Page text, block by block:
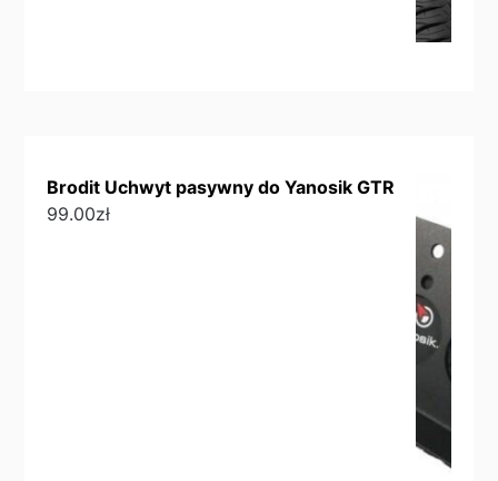
Brodit Uchwyt pasywny do Yanosik GTR
99.00zł